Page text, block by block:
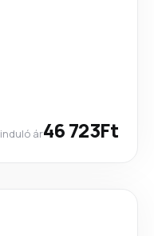
induló ár46 723Ft